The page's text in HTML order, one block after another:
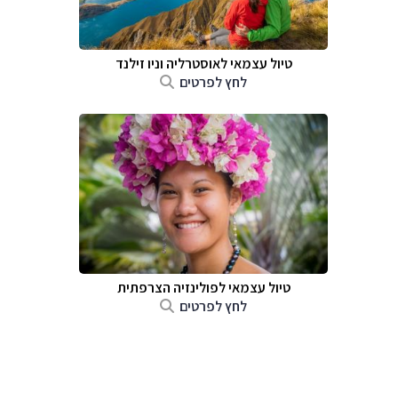
טיול עצמאי לאוסטרליה וניו זילנד
לחץ לפרטים
טיול עצמאי לפולינזיה הצרפתית
לחץ לפרטים